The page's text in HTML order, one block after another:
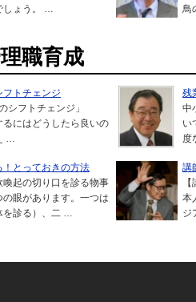
しょう。 …
鳥
職育成
トチェンジ
シフトチェンジ」
るにはどうしたら良いの
…
残
中
い
度
とっておきの方法
喚起の切り口を診る物事
眼があります。一つは
を診る）、二 …
講
本
ジ